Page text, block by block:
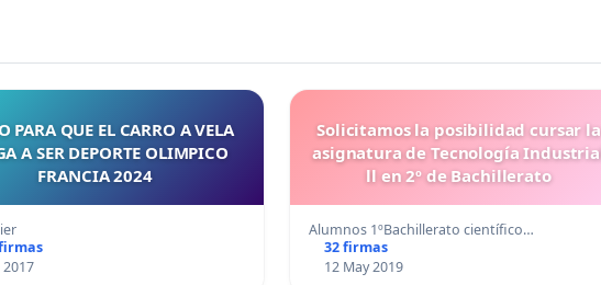
PARA QUE EL CARRO A VELA
A SER DEPORTE OLIMPICO
FRANCIA 2024
2017
Solicitamos la posibilidad cursar la
asignatura de Tecnología
ll en 2º de Bachillerato
Alumnos 1ºBachillerato científico…
32 firmas
12 May 2019